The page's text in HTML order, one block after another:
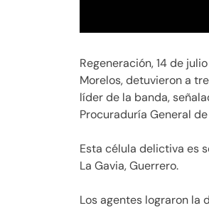
Regeneración, 14 de
Morelos, detuvieron a
líder de la banda,
Procuraduría General
Esta célula delictiva es
La Gavia, Guerrero.
Los agentes lograron la